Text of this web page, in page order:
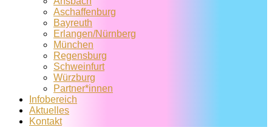
Aschaffenburg
Bayreuth
Erlangen/Nürnberg
München
Regensburg
Schweinfurt
Würzburg
Partner*innen
Infobereich
Aktuelles
Kontakt